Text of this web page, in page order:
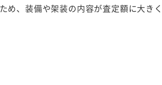
め、装備や架装の内容が査定額に大きく